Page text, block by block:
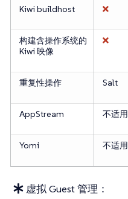
Kiwi buildhost
构建含操作系统的
Kiwi 映像
重复性操作 Salt
AppStream 不适用
Yomi 不适用
虚拟 Guest 管理：